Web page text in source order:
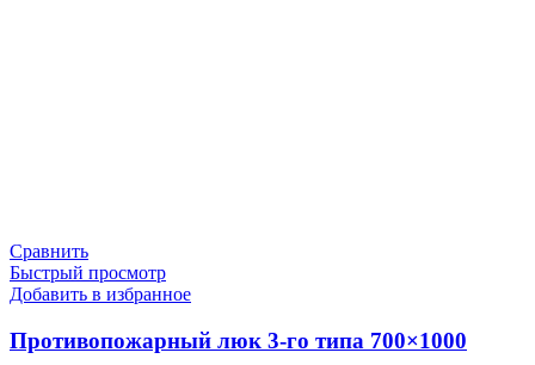
Сравнить
Быстрый просмотр
Добавить в избранное
Противопожарный люк 3-го типа 700×1000